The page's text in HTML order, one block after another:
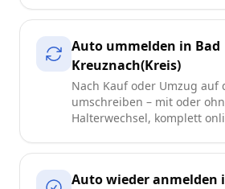
Auto ummelden in Bad
Kreuznach(Kreis)
Nach Kauf oder Umzug auf
umschreiben – mit oder
Halterwechsel, komplett
Auto wieder anmelden